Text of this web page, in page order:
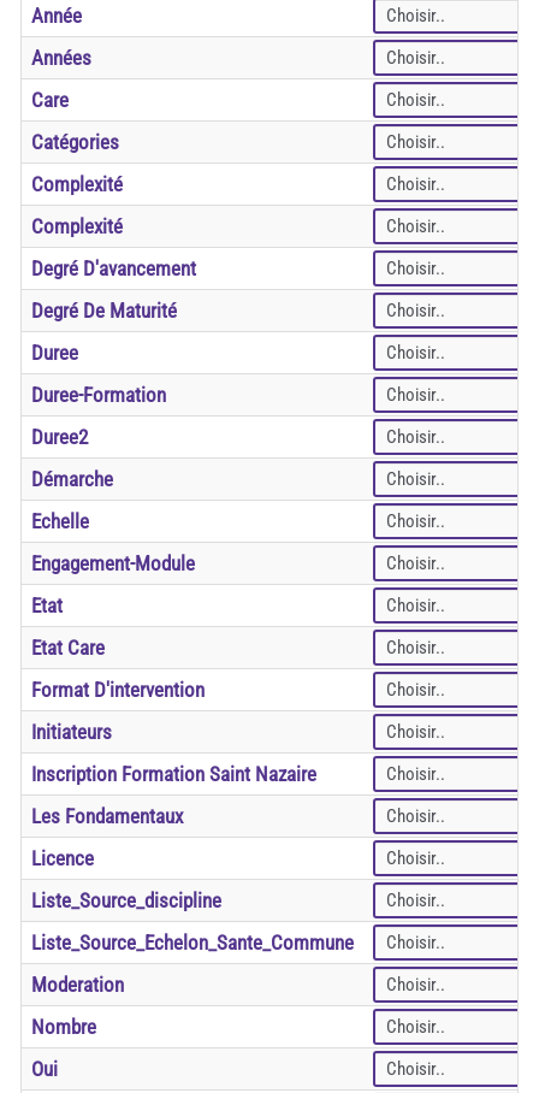
Année
Années
Care
Catégories
Complexité
Complexité
Degré D'avancement
Degré De Maturité
Duree
Duree-Formation
Duree2
Démarche
Echelle
Engagement-Module
Etat
Etat Care
Format D'intervention
Initiateurs
Inscription Formation Saint Nazaire
Les Fondamentaux
Licence
Liste_Source_discipline
Liste_Source_Echelon_Sante_Commune
Moderation
Nombre
Oui